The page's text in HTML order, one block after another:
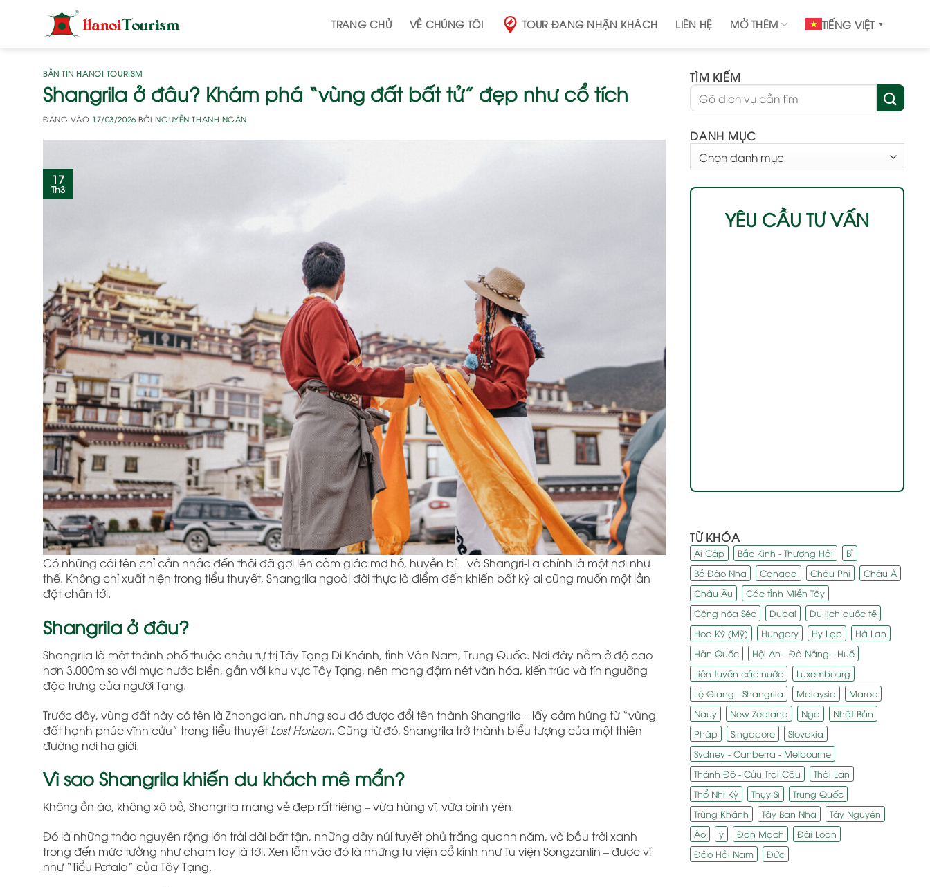
TRANG CHỦ VỀ CHÚNG TÔI TOUR ĐANG NHẬN KHÁCH LIÊN HỆ MỞ THÊM TIẾNG VIỆT ▼
BẢN TIN HANOI TOURISM
Shangrila ở đâu? Khám phá “vùng đất bất tử” đẹp như cổ tích
ĐĂNG VÀO 17/03/2026 BỞINGUYỄN THANH NGÂN
17
Th3
Có những cái tên chỉ cần nhắc đến thôi đã gợi lên cảm giác mơ hồ, huyền bí – và Shangri-La chính là một nơi như
thế. Không chỉ xuất hiện trong tiểu thuyết, Shangrila ngoài đời thực là điểm đến khiến bất kỳ ai cũng muốn một lần
đặt chân tới.
Shangrila ở đâu?
Shangrila là một thành phố thuộc châu tự trị Tây Tạng Di Khánh, tỉnh Vân Nam, Trung Quốc. Nơi đây nằm ở độ cao
hơn 3.000m so với mực nước biển, gần với khu vực Tây Tạng, nên mang đậm nét văn hóa, kiến trúc và tín ngưỡng
đặc trưng của người Tạng.
Trước đây, vùng đất này có tên là Zhongdian, nhưng sau đó được đổi tên thành Shangrila – lấy cảm hứng từ “vùng
đất hạnh phúc vĩnh cửu” trong tiểu thuyếtLost Horizon. Cũng từ đó, Shangrila trở thành biểu tượng của một thiên
đường nơi hạ giới.
Vì sao Shangrila khiến du khách mê mẩn?
Không ồn ào, không xô bồ, Shangrila mang vẻ đẹp rất riêng – vừa hùng vĩ, vừa bình yên.
Đó là những thảo nguyên rộng lớn trải dài bất tận, những dãy núi tuyết phủ trắng quanh năm, và bầu trời xanh
trong đến mức tưởng như chạm tay là tới. Xen lẫn vào đó là những tu viện cổ kính nhưTu viện Songzanlin – được ví
như “Tiểu Potala” của Tây Tạng.
TÌM KIẾM
DANH MỤC
MỤC
YÊU CẦU TƯ VẤN
TỪ KHÓA
Ai Cập Bắc Kinh - Thượng Hải
Bỉ
Bồ Đào Nha
Canada Châu Phi
Châu Á
Châu Âu
Các tỉnh Miền Tây
Cộng hòa Séc
Dubai
Du lịch quốc tế
Hoa Kỳ (Mỹ)
Hungary Hy Lạp
Hà Lan
Hàn Quốc
Hội An - Đà Nẵng - Huế
Liên tuyến các nước
Luxembourg
Lệ Giang - Shangrila
Malaysia
Maroc
Nauy
New Zealand Nga
Nhật Bản
Pháp
Singapore
Slovakia
Sydney - Canberra - Melbourne
Thành Đô - Cửu Trại Câu
Thái Lan
Thổ Nhĩ Kỳ
Thụy Sĩ
Trung Quốc
Trùng Khánh
Tây Ban Nha
Tây Nguyên
Áo
ý Đan Mạch
Đài Loan
Đảo Hải Nam
Đức